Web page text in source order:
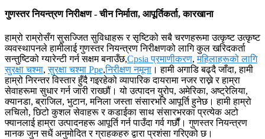
गुणस्तर नियन्त्रण निरीक्षण - चीन निर्माता, आपूर्तिकर्ता, कारखाना
हाम्रो राम्रोसँग सुसज्जित सुविधाहरू र सृष्टिको सबै चरणहरूमा उत्कृष्ट उत्कृष्ट
व्यवस्थापनले हामीलाई गुणस्तर नियन्त्रण निरीक्षणको लागि कुल खरिदकर्ता
सन्तुष्टिको ग्यारेन्टी गर्न सक्षम बनाउँछ,Cpsia प्रमाणीकरण,महिलाहरूको लागि
सुरक्षा चश्मा,सुरक्षा चश्मा Ppe,निरीक्षण नमूना । हामी अगाडि बढ्दै जाँदा, हामी
हाम्रो निरन्तर विस्तार हुँदै गइरहेको व्यापारिक दायरामा नजर राख्ने र हाम्रा
सेवाहरूमा सुधार गर्न जारी राख्छौं। यो उत्पादन युरोप, अमेरिका, अष्ट्रेलिया,
क्यानडा, ब्राजिल, भुटान, मनिला जस्ता संसारभरि आपूर्ति हुनेछ। हामी हाम्रो
लचिलो, छिटो कुशल सेवाहरू र कडाईका साथ संसारभरका प्रत्येक अटो
फ्यानलाई हाम्रा उत्पादनहरू आपूर्ति गर्न पाउँदा गर्व गर्छौं। गुणस्तर नियन्त्रण
मानक जुन सधैं अनुमोदित र ग्राहकहरु द्वारा प्रशंसा गरिएको छ।